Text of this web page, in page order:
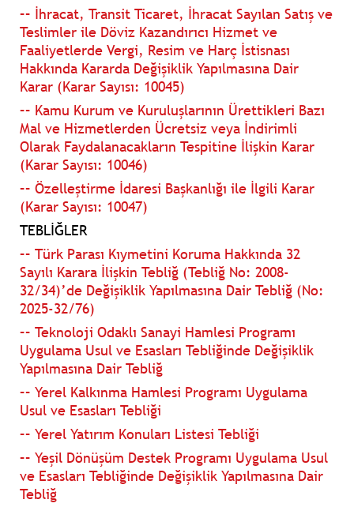
–– İhracat, Transit Ticaret, İhracat Sayılan Satış ve
Teslimler ile Döviz Kazandırıcı Hizmet ve
Faaliyetlerde Vergi, Resim ve Harç İstisnası
Hakkında Kararda Değişiklik Yapılmasına Dair
Karar (Karar Sayısı: 10045)
–– Kamu Kurum ve Kuruluşlarının Ürettikleri Bazı
Mal ve Hizmetlerden Ücretsiz veya İndirimli
Olarak Faydalanacakların Tespitine İlişkin Karar
(Karar Sayısı: 10046)
–– Özelleştirme İdaresi Başkanlığı ile İlgili Karar
(Karar Sayısı: 10047)
TEBLİĞLER
–– Türk Parası Kıymetini Koruma Hakkında 32
Sayılı Karara İlişkin Tebliğ (Tebliğ No: 2008-
32/34)’de Değişiklik Yapılmasına Dair Tebliğ (No:
2025-32/76)
–– Teknoloji Odaklı Sanayi Hamlesi Programı
Uygulama Usul ve Esasları Tebliğinde Değişiklik
Yapılmasına Dair Tebliğ
–– Yerel Kalkınma Hamlesi Programı Uygulama
Usul ve Esasları Tebliği
–– Yerel Yatırım Konuları Listesi Tebliği
–– Yeşil Dönüşüm Destek Programı Uygulama Usul
ve Esasları Tebliğinde Değişiklik Yapılmasına Dair
Tebliğ